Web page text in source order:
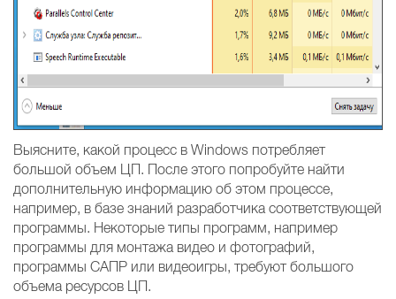
Выясните, какой процесс в Windows потребляет
большой объем ЦП. После этого попробуйте найти
дополнительную информацию об этом процессе,
например, в базе знаний разработчика соответствующей
программы. Некоторые типы программ, например
программы для монтажа видео и фотографий,
программы САПР или видеоигры, требуют большого
объема ресурсов ЦП.